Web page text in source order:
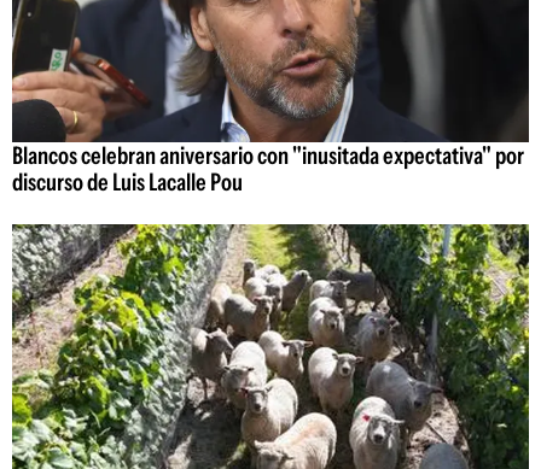
Blancos celebran aniversario con "inusitada expectativa" por
discurso de Luis Lacalle Pou